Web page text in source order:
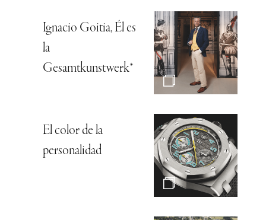
Ignacio Goitia, Él es
la
Gesamtkunstwerk*
El color de la
personalidad